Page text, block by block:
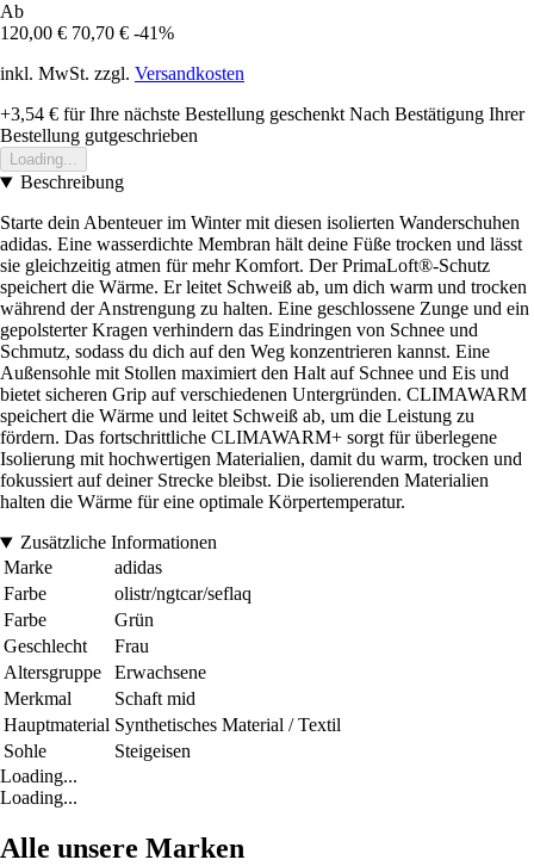
Ab
120,00 € 70,70 € -41%
inkl. MwSt. zzgl. Versandkosten
+3,54 € für Ihre nächste Bestellung geschenkt Nach Bestätigung Ihrer
Bestellung gutgeschrieben
Loading...
Beschreibung
Starte dein Abenteuer im Winter mit diesen isolierten Wanderschuhen
adidas. Eine wasserdichte Membran hält deine Füße trocken und lässt
sie gleichzeitig atmen für mehr Komfort. Der PrimaLoft®-Schutz
speichert die Wärme. Er leitet Schweiß ab, um dich warm und trocken
während der Anstrengung zu halten. Eine geschlossene Zunge und ein
gepolsterter Kragen verhindern das Eindringen von Schnee und
Schmutz, sodass du dich auf den Weg konzentrieren kannst. Eine
Außensohle mit Stollen maximiert den Halt auf Schnee und Eis und
bietet sicheren Grip auf verschiedenen Untergründen. CLIMAWARM
speichert die Wärme und leitet Schweiß ab, um die Leistung zu
fördern. Das fortschrittliche CLIMAWARM+ sorgt für überlegene
Isolierung mit hochwertigen Materialien, damit du warm, trocken und
fokussiert auf deiner Strecke bleibst. Die isolierenden Materialien
halten die Wärme für eine optimale Körpertemperatur.
Zusätzliche Informationen
Marke
adidas
Farbe
olistr/ngtcar/seflaq
Farbe
Grün
Geschlecht
Frau
Altersgruppe
Erwachsene
Merkmal
Schaft mid
Hauptmaterial Synthetisches Material / Textil
Sohle
Steigeisen
Loading...
Loading...
Alle unsere Marken